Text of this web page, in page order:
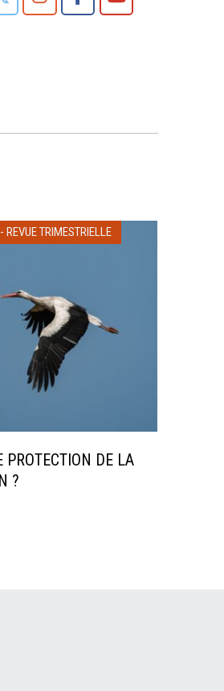
REVUE TRIMESTRIELLE
DE LA
?